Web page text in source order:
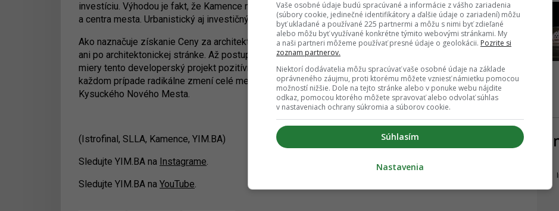
investíciu. Výhodou je fakt, že Kamence navyše vznikli v naozaj jedinečnej lokalite v tesnej blízkosti rieky
a centra mesta. Urbanistický aj investičný potenciál je preto nepopierateľný.
Ako naznačuje získanie Ceny za architektúru v roku 2021, popri urbanistickom riešení projekt nezaostáva
ani po architektonickej stránke. Až postupná výstavba jednotlivých bytových domov ale ukáže, do akej
miery tento developerský projekt pozitívne či negatívne ovplyvní celú lokalitu. Po plnom dokončení v
každom prípade radikálne zmení celé mesto - napokon, žiť tu môže až desatina obyvateľov celého
Kysuckého Nového Mesta.
(Istrofinal, SLLA, Kamence, YIM.BA)
Sledujte YIM.BA na Instagrame.
Sledujte YIM.BA na YouTube.
Vaše osobné údaje budú spracúvané a informácie z vášho zariadenia
(súbory cookie, jedinečné identifikátory a ďalšie údaje o zariadení) môžu
byť ukladané a používané 225 partnermi a môžu s nimi byť zdieľané
alebo môžu byť využívané konkrétne týmito webovými stránkami. My
a naši partneri môžeme používať presné údaje o geolokácii. Pozrite si
zoznam partnerov.
Niektorí dodávatelia môžu spracúvať vaše osobné údaje na základe
oprávneného záujmu, proti ktorému môžete vzniesť námietku pomocou
možností nižšie. Dole na tejto stránke alebo v ponuke webu nájdite
odkaz, pomocou ktorého môžete spravovať alebo odvolať súhlas
v nastaveniach ochrany súkromia a súborov cookie.
Súhlasím
Nastavenia